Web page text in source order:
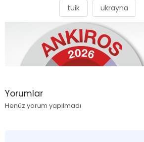
tüik ukrayna
Yorumlar
Henüz yorum yapılmadı